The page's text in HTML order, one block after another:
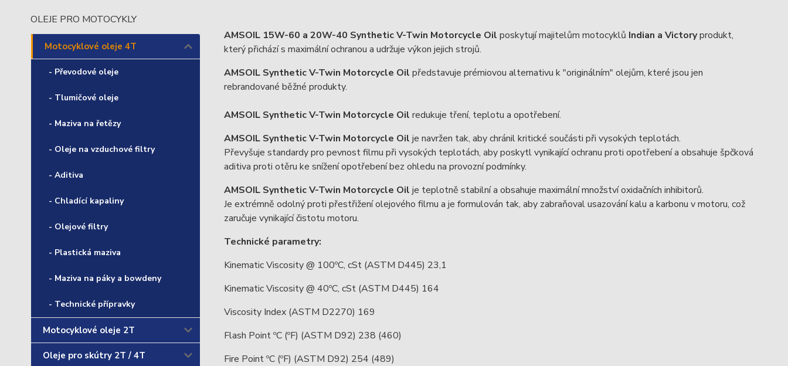
OLEJE PRO MOTOCYKLY
Motocyklové oleje 4T
- Převodové oleje
- Tlumičové oleje
- Maziva na řetězy
- Oleje na vzduchové filtry
- Aditiva
- Chladící kapaliny
- Olejové filtry
- Plastická maziva
- Maziva na páky a bowdeny
- Technické přípravky
Motocyklové oleje 2T
Oleje pro skútry 2T / 4T
AMSOIL 15W-60 a 20W-40 Synthetic V-Twin Motorcycle Oil poskytují majitelům motocyklů Indian a Victoryprodukt,
který přichází s maximální ochranou a udržuje výkon jejich strojů.
AMSOIL Synthetic V-Twin Motorcycle Oil představuje prémiovou alternativu k "originálním" olejům, které jsou jen
rebrandované běžné produkty.
AMSOIL Synthetic V-Twin Motorcycle Oil redukuje tření, teplotu a opotřebení.
AMSOIL Synthetic V-Twin Motorcycle Oil je navržen tak, aby chránil kritické součásti při vysokých teplotách.
Převyšuje standardy pro pevnost filmu při vysokých teplotách, aby poskytl vynikající ochranu proti opotřebení a obsahuje špčková
aditiva proti otěru ke snížení opotřebení bez ohledu na provozní podmínky.
AMSOIL Synthetic V-Twin Motorcycle Oil je teplotně stabilní a obsahuje maximální množství oxidačních inhibitorů.
Je extrémně odolný proti přestřižení olejového filmu a je formulován tak, aby zabraňoval usazování kalu a karbonu v motoru, což
zaručuje vynikající čistotu motoru.
Technické parametry:
Kinematic Viscosity @ 100ºC, cSt (ASTM D445) 23,1
Kinematic Viscosity @ 40ºC, cSt (ASTM D445) 164
Viscosity Index (ASTM D2270) 169
Flash Point ºC (ºF) (ASTM D92) 238 (460)
Fire Point ºC (ºF) (ASTM D92) 254 (489)